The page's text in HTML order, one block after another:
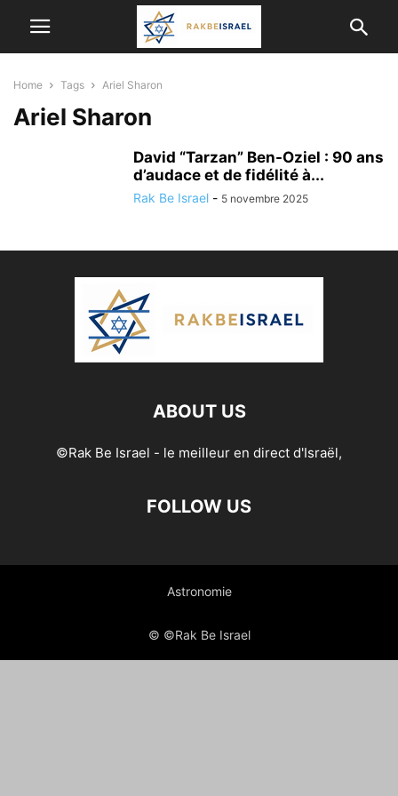
Home Tags Ariel Sharon
Ariel Sharon
David “Tarzan” Ben-Oziel : 90 ans
d’audace et de fidélité à...
Rak Be Israel - 5 novembre 2025
ABOUT US
©Rak Be Israel - le meilleur en direct d'Israël,
FOLLOW US
Astronomie
© ©Rak Be Israel